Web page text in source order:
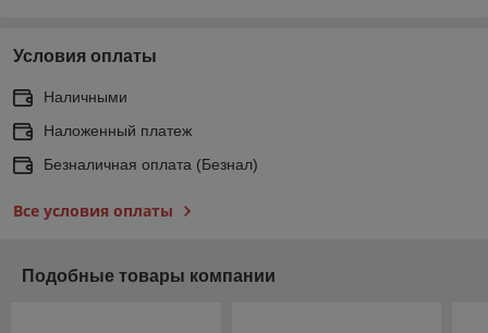
Условия оплаты
Наличными
Наложенный платеж
Безналичная оплата (Безнал)
Все условия оплаты
Подобные товары компании